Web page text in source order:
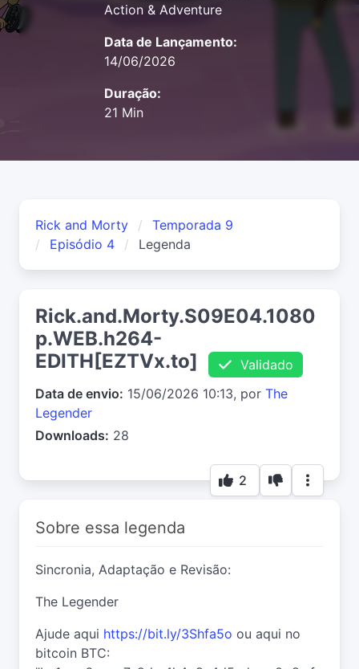
Action & Adventure
Data de Lançamento:
14/06/2026
Duração:
21 Min
Rick and Morty
Temporada 9
Episódio 4
Legenda
Rick.and.Morty.S09E04.1080
p.WEB.h264-
EDITH[EZTVx.to]
Validado
Data de envio: 15/06/2026 10:13, por The
Legender
Downloads: 28
2
Sobre essa legenda
Sincronia, Adaptação e Revisão:
The Legender
Ajude aqui https://bit.ly/3Shfa5o ou aqui no
bitcoin BTC: